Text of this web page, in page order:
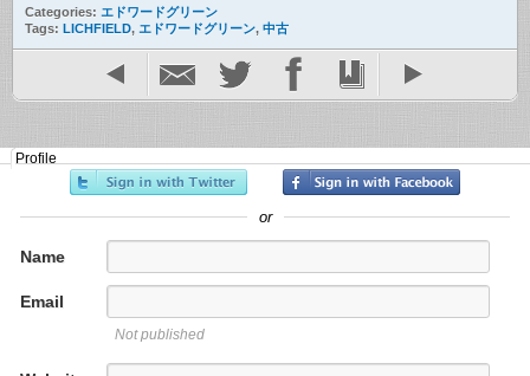
Categories: エドワードグリーン
Tags: LICHFIELD, エドワードグリーン, 中古
Profile
or
Name
Email
Not published